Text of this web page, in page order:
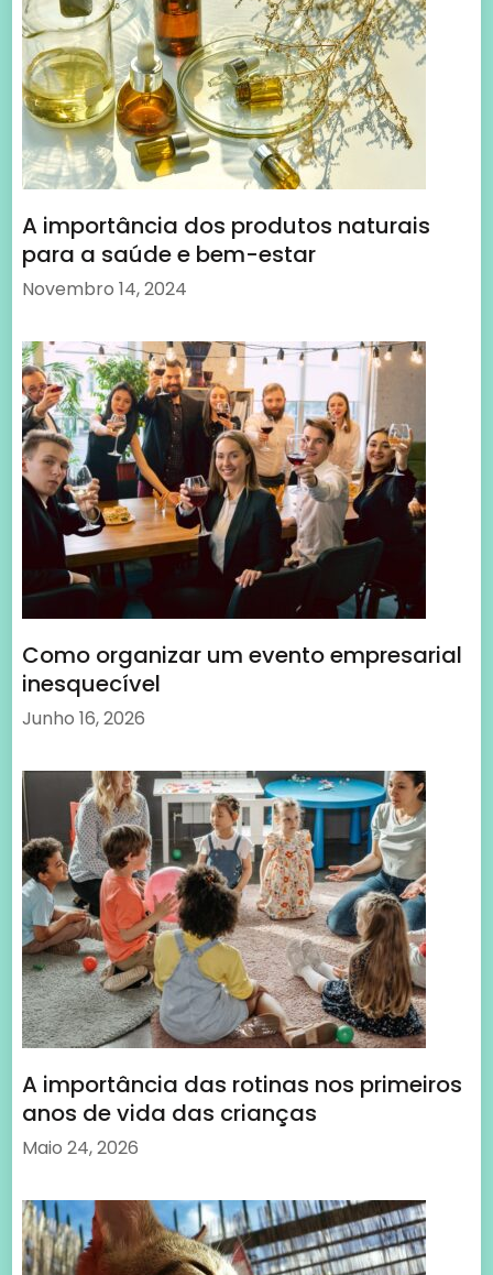
A importância dos produtos naturais
para a saúde e bem-estar
Novembro 14, 2024
Como organizar um evento empresarial
inesquecível
Junho 16, 2026
A importância das rotinas nos primeiros
anos de vida das crianças
Maio 24, 2026